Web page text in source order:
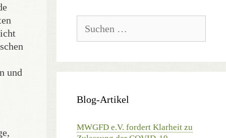
und
nach:
Blog-Artikel
MWGFD e.V. fordert Klarheit zu